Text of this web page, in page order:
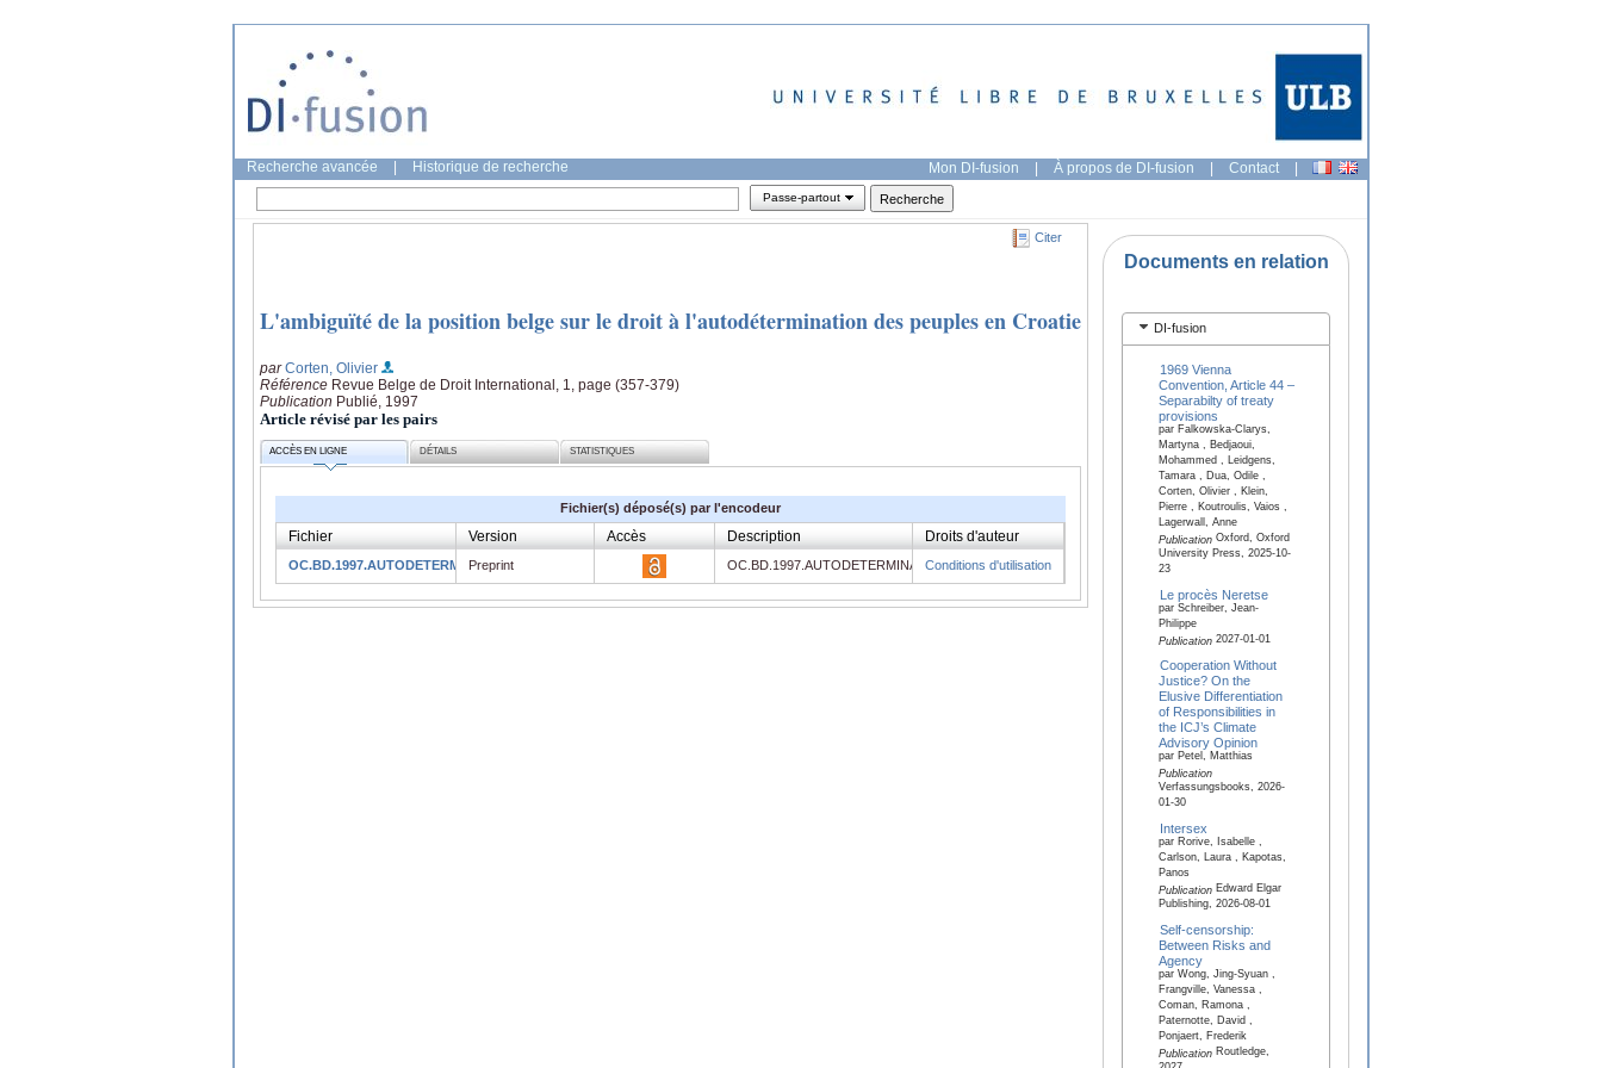
Recherche avancée Historique de recherche Mon DI-fusion | À propos de DI-fusion | Contact |
Passe-partout
Citer
L'ambiguïté de la position belge sur le droit à l'autodétermination des peuples en Croatie
parCorten, Olivier
Référence Revue Belge de Droit International, 1, page (357-379)
Publication Publié, 1997
Article révisé par les pairs
ACCÈS EN LIGNE DÉTAILS STATISTIQUES
Fichier(s) déposé(s) par l'encodeur
Fichier Version Accès Description Droits d'auteur
OC.BD.1997.AUTODETERMINATION.pdf
Preprint OC.BD.1997.AUTODETERMINATIONConditions d'utilisation
Documents en relation
DI-fusion
1969 Vienna
Convention, Article 44 –
Separabilty of treaty
provisions
par Falkowska-Clarys,
Martyna , Bedjaoui,
Mohammed , Leidgens,
Tamara , Dua, Odile ,
Corten, Olivier , Klein,
Pierre , Koutroulis, Vaios ,
Lagerwall, Anne
PublicationOxford, Oxford
University Press, 2025-10-
23
Le procès Neretse
par Schreiber, Jean-
Philippe
Publication2027-01-01
Cooperation Without
Justice? On the
Elusive Differentiation
of Responsibilities in
the ICJ’s Climate
Advisory Opinion
par Petel, Matthias
Publication
Verfassungsbooks, 2026-
01-30
Intersex
par Rorive, Isabelle ,
Carlson, Laura , Kapotas,
Panos
PublicationEdward Elgar
Publishing, 2026-08-01
Self-censorship:
Between Risks and
Agency
par Wong, Jing-Syuan ,
Frangville, Vanessa ,
Coman, Ramona ,
Paternotte, David ,
Ponjaert, Frederik
PublicationRoutledge,